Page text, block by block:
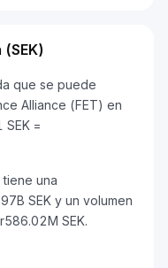
que se puede
Alliance (FET) en
SEK =
una
SEK y un volumen
SEK.